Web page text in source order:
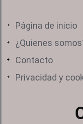
Página de inicio
¿Quienes
Contacto
Privacidad y